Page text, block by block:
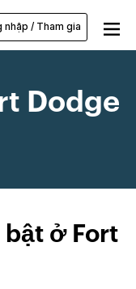
nhập / Tham gia
Dodge
bật ở Fort